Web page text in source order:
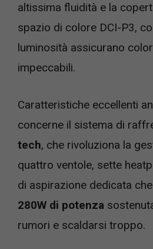
altissima fluidità e la
spazio di colore DCI-P3,
luminosità assicurano
impeccabili.
Caratteristiche eccellenti
concerne il sistema di
tech, che rivoluziona la
quattro ventole, sette
di aspirazione dedicata
280W di potenza
rumori e scaldarsi troppo.